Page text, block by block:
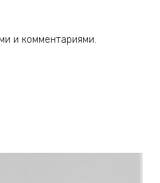
и комментариями.